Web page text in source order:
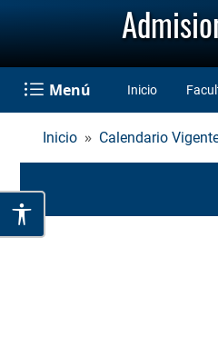
Menú Inicio
Inicio Calendario